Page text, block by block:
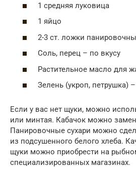
1 средняя луковица
1 яйцо
2-3 ст. ложки
Соль, перец – по вкусу
Растительное масло для
Зелень (укроп, петрушка)
Если у вас нет щуки, можно
или минтая. Кабачок можно
Панировочные сухари можно
из подсушенного белого хлеба.
щуки можно приобрести на
специализированных магазинах.